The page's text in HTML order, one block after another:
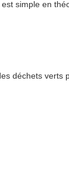
simple en
déchets verts